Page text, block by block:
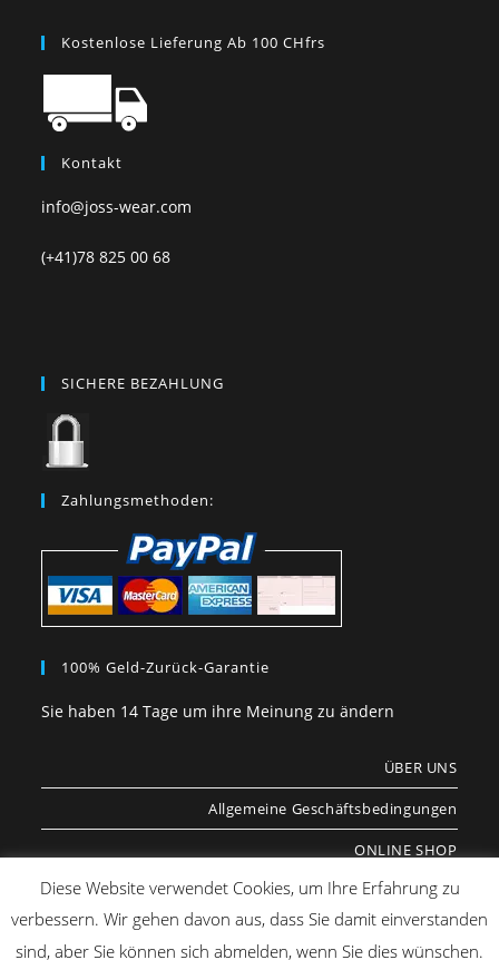
Kostenlose Lieferung Ab 100 CHfrs
Kontakt
info@joss-wear.com
(+41)78 825 00 68
SICHERE BEZAHLUNG
Zahlungsmethoden:
100% Geld-Zurück-Garantie
Sie haben 14 Tage um ihre Meinung zu ändern
ÜBER UNS
Allgemeine Geschäftsbedingungen
ONLINE SHOP
COOKIES
Diese Website verwendet Cookies, um Ihre Erfahrung zu
verbessern. Wir gehen davon aus, dass Sie damit einverstanden
sind, aber Sie können sich abmelden, wenn Sie dies wünschen.